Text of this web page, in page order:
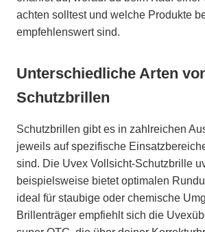
achten solltest und welche Produkte
empfehlenswert sind.
Unterschiedliche Arten
Schutzbrillen
Schutzbrillen gibt es in zahlreichen
jeweils auf spezifische
sind. Die Uvex Vollsicht-Schutzbrille
beispielsweise bietet optimalen
ideal für staubige oder chemische
Brillenträger empfiehlt sich die